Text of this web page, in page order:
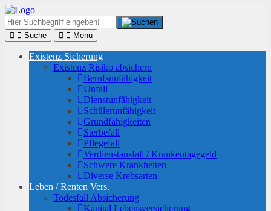
Suche Menü
Existenz Sicherung
Existenz Risiko absichern
Berufsunfähigkeit
Unfall
Dienstunfähigkeit
Schülerunfähigkeit
Grundfähigkeiten
Sterbefall
Pflegefall
Verdienstausfall / Krankentagegeld
Schwere Krankheiten
Diverse Krebsarten
Leben / Renten Vers.
Todesfall Absicherung
Kapital Lebensversicherung